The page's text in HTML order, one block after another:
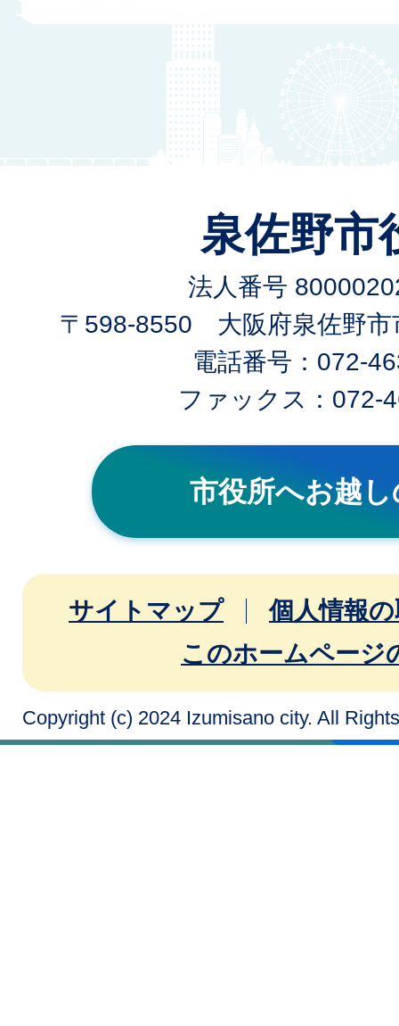
泉佐野市
法人番号
〒598-8550 大阪府泉佐野市
電話番号：072-
ファックス：072-
市役所へお越
サイトマップ
個人情報
このホームページ
Copyright (c) 2024 Izumisano city. All